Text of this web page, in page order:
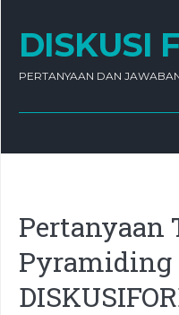
DISKUSI
PERTANYAAN DAN
Pertanyaan
Pyramiding